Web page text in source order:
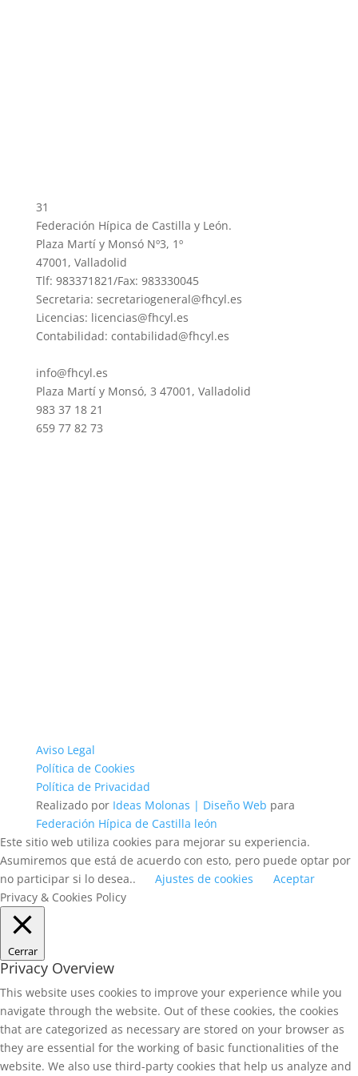
31
Federación Hípica de Castilla y León.
Plaza Martí y Monsó Nº3, 1º
47001, Valladolid
Tlf: 983371821/Fax: 983330045
Secretaria: secretariogeneral@fhcyl.es
Licencias: licencias@fhcyl.es
Contabilidad: contabilidad@fhcyl.es
info@fhcyl.es
Plaza Martí y Monsó, 3 47001, Valladolid
983 37 18 21
659 77 82 73
Aviso Legal
Política de Cookies
Política de Privacidad
Realizado por Ideas Molonas | Diseño Web para
Federación Hípica de Castilla león
Este sitio web utiliza cookies para mejorar su experiencia.
Asumiremos que está de acuerdo con esto, pero puede optar por
no participar si lo desea..
Ajustes de cookies
Aceptar
Privacy & Cookies Policy
Cerrar
Privacy Overview
This website uses cookies to improve your experience while you
navigate through the website. Out of these cookies, the cookies
that are categorized as necessary are stored on your browser as
they are essential for the working of basic functionalities of the
website. We also use third-party cookies that help us analyze and